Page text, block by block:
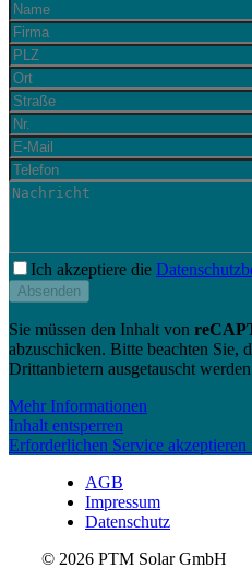
Ich akzeptiere die
Sie müssen den Inhalt von
abzuschicken. Bitte beachten Sie,
Drittanbietern ausgetauscht
Mehr Informationen
Inhalt entsperren
Erforderlichen Service akzeptieren
AGB
Impressum
Datenschutz
© 2026 PTM Solar GmbH